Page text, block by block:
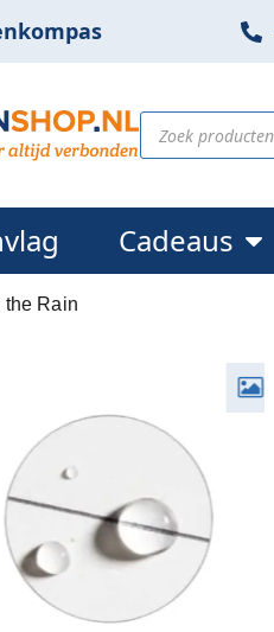
Cadeaus
the Rain